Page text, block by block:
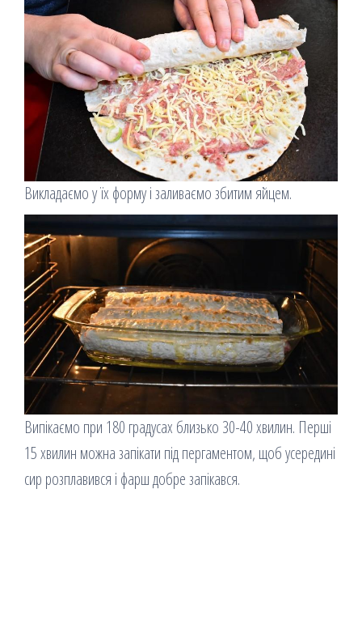
Викладаємо у їх форму і заливаємо збитим яйцем.
Випікаємо при 180 градусах близько 30-40 хвилин. Перші
15 хвилин можна запікати під пергаментом, щоб усередині
сир розплавився і фарш добре запікався.